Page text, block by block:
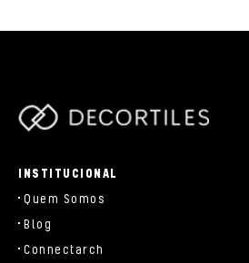
INSTITUCIONAL
Quem Somos
Blog
Connectarch